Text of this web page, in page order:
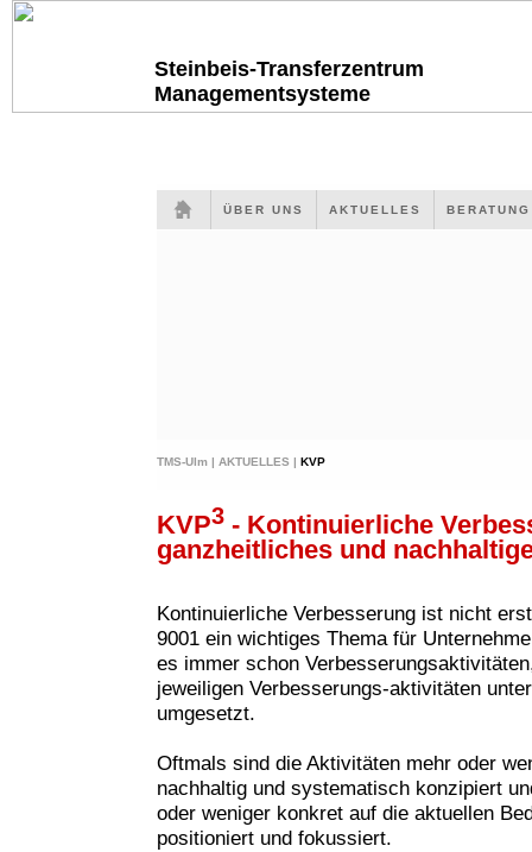
Steinbeis-Transferzentrum
Managementsysteme
ÜBER UNS AKTUELLES
TMS-Ulm | AKTUELLES | KVP
KVP3 - Kontinuierliche
ganzheitliches und
Kontinuierliche Verbesserung ist nicht
9001 ein wichtiges Thema für
es immer schon
jeweiligen Verbesserungs-aktivitäten
umgesetzt.
Oftmals sind die Aktivitäten mehr oder
nachhaltig und systematisch konzipiert
oder weniger konkret auf die aktuellen
positioniert und fokussiert.